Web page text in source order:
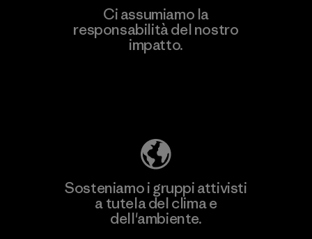
Scopri di più
Ci assumiamo la
responsabilità del nostro
impatto.
Sosteniamo i gruppi attivisti
a tutela del clima e
dell'ambiente.